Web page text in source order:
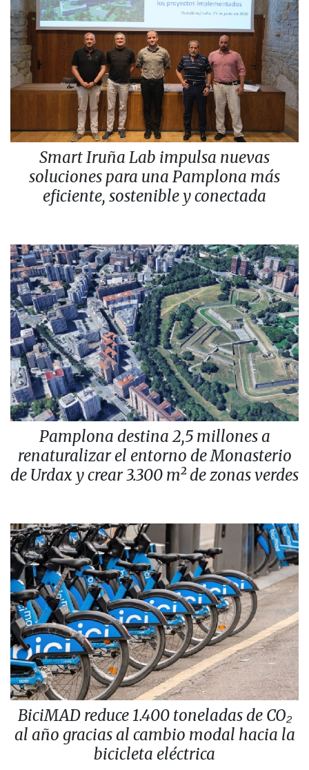
Smart Iruña Lab impulsa nuevas
soluciones para una Pamplona más
eficiente, sostenible y conectada
Pamplona destina 2,5 millones a
renaturalizar el entorno de Monasterio
de Urdax y crear 3.300 m² de zonas verdes
BiciMAD reduce 1.400 toneladas de CO₂
al año gracias al cambio modal hacia la
bicicleta eléctrica